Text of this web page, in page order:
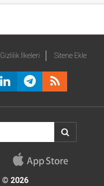
Gizlilik İlkeleri Sitene Ekle
© 2026